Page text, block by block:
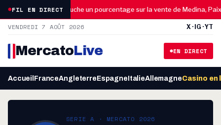
FIL EN DIRECT
11:30 OM : Lens touche un pourcentage sur la vente de Medina,
VENDREDI 7 AOÛT 2026 X · IG · YT
MercatoLive EN DIRECT
Accueil FranceAngleterreEspagneItalieAllemagneCasino en
SERIE A · MERCATO 2026